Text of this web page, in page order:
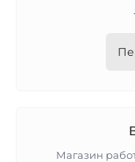
Магазин